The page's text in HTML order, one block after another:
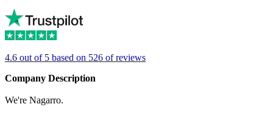
4.6 out of 5 based on 526 of reviews
Company Description
We're Nagarro.